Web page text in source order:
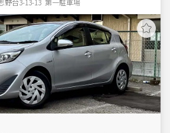
野台3-13-13  第一駐車場